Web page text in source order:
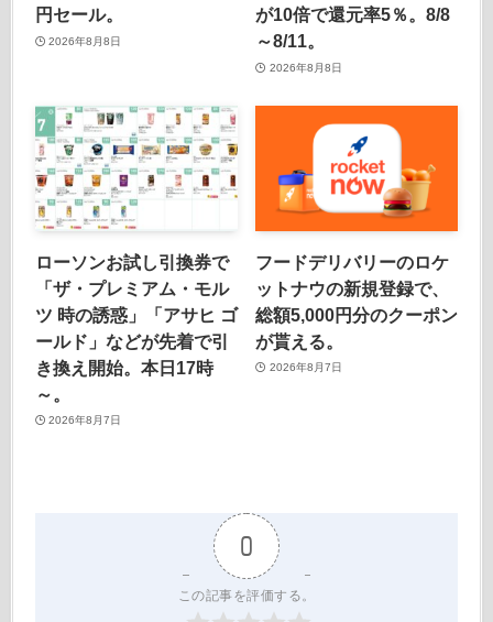
円セール。
2026年8月8日
が10倍で還元率5％。8/8
～8/11。
2026年8月8日
ローソンお試し引換券で
「ザ・プレミアム・モル
ツ 時の誘惑」「アサヒ ゴ
ールド」などが先着で引
き換え開始。本日17時
～。
2026年8月7日
フードデリバリーのロケ
ットナウの新規登録で、
総額5,000円分のクーポン
が貰える。
2026年8月7日
0
この記事を評価する。